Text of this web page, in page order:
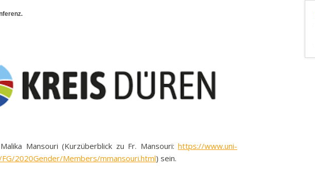
Wichtige Adressen
Mansouri (Kurzüberblick zu Fr. Mansouri: https://www.uni-
2020Gender/Members/mmansouri.html) sein.